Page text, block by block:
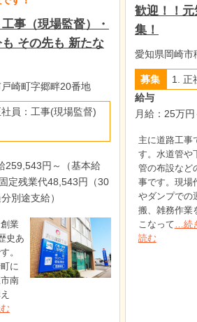
事（現場監督）・
その先も 新たな
崎町字郷畔20番地
員：工事(現場監督)
259,543円～（基本給
定残業代48,543円（30
別途支給）
業
史あ
。
に
南
歓迎！！
集！
愛知県岡崎市
募集
1. 正
給与
月給：25万
主に道路工事
す。水道管や
管の布設など
事です。現場
やダンプでの
搬、雑務作業
こなって …続
読む